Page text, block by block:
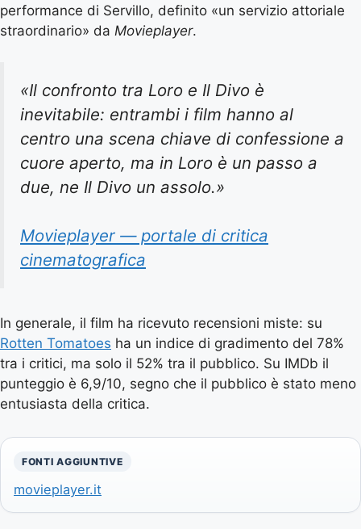
performance di Servillo, definito «un servizio attoriale
straordinario» da Movieplayer.
«Il confronto tra Loro e Il Divo è
inevitabile: entrambi i film hanno al
centro una scena chiave di confessione a
cuore aperto, ma in Loro è un passo a
due, ne Il Divo un assolo.»
Movieplayer — portale di critica
cinematografica
In generale, il film ha ricevuto recensioni miste: su
Rotten Tomatoes ha un indice di gradimento del 78%
tra i critici, ma solo il 52% tra il pubblico. Su IMDb il
punteggio è 6,9/10, segno che il pubblico è stato meno
entusiasta della critica.
FONTI AGGIUNTIVE
movieplayer.it